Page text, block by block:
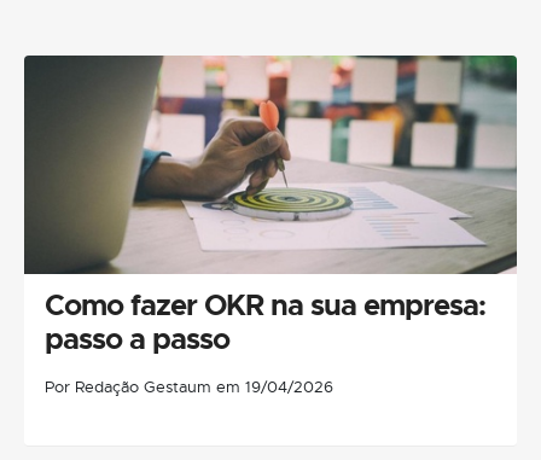
Como fazer OKR na sua empresa:
passo a passo
Por Redação Gestaum em 19/04/2026